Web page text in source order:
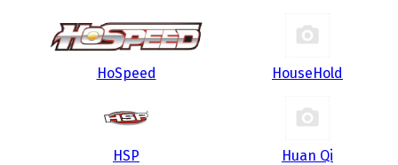
HoSpeed HouseHold
HSP Huan Qi